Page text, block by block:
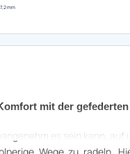
mm
mit der
es sein kann, auf